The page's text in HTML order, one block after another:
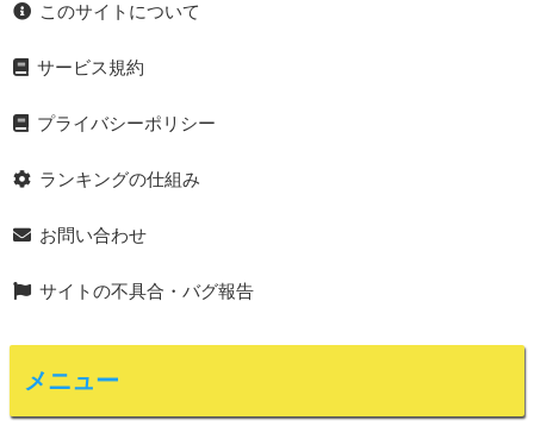
このサイトについて
サービス規約
プライバシーポリシー
ランキングの仕組み
お問い合わせ
サイトの不具合・バグ報告
メニュー